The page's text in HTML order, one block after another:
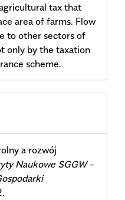
tax that
area of farms. Flow
to other sectors of
only by the taxation
scheme.
a rozwój
Naukowe SGGW -